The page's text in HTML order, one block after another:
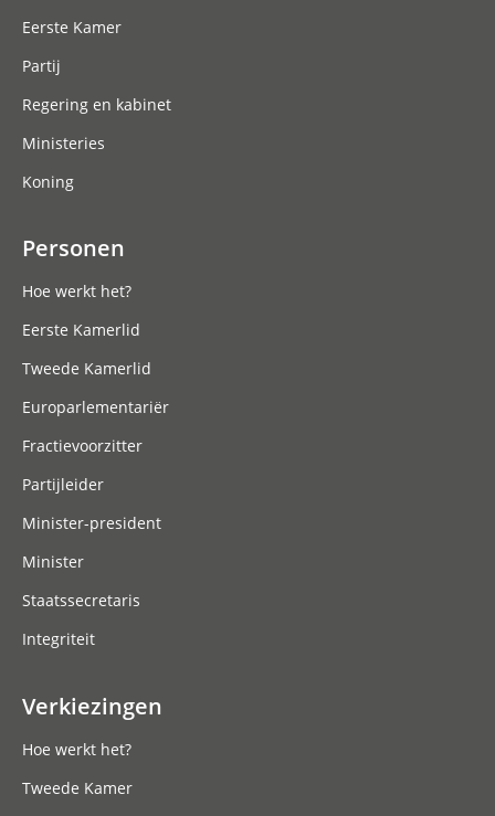
Eerste Kamer
Partij
Regering en kabinet
Ministeries
Koning
Personen
Hoe werkt het?
Eerste Kamerlid
Tweede Kamerlid
Europarlementariër
Fractievoorzitter
Partijleider
Minister-president
Minister
Staatssecretaris
Integriteit
Verkiezingen
Hoe werkt het?
Tweede Kamer